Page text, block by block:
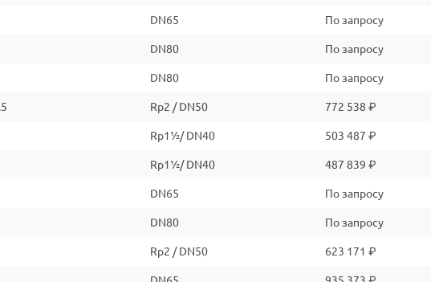
DN65 По запросу
DN80 По запросу
DN80 По запросу
Rp2 / DN50 772 538 ₽
Rp1½/ DN40 503 487 ₽
Rp1½/ DN40 487 839 ₽
DN65 По запросу
DN80 По запросу
Rp2 / DN50 623 171 ₽